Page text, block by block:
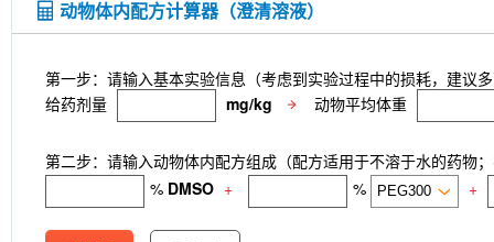
Junctional Adhesion Molecule 1/JAM-A
mAb) [E19P8]
COUP-TFII Antibody (Rabbit
[N13F4]
dTRIM24 A-484954 Rupintrivir
CTR1 Antibody (Rabbit mAb) [A18L7]
FITC
Netrin 1 Antibody (Rabbit mAb) [B4C16]
动物体内配方计算器（澄清溶液）
第一步：请输入基本实验信息（考虑到实验过程中的损耗，建议
给药剂量
mg/kg 动物平均体重
第二步：请输入动物体内配方组成（配方适用于不溶于水的药物
% DMSO + % +